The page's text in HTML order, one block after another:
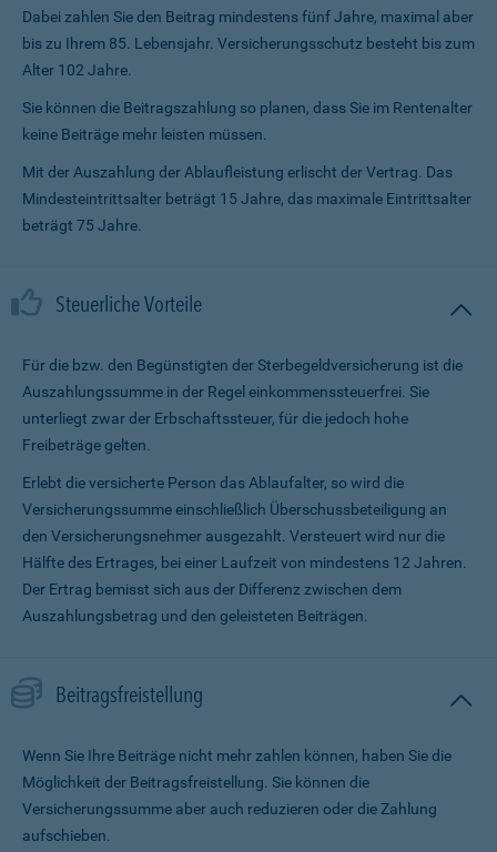
Dabei zahlen Sie den Beitrag mindestens fünf Jahre, maximal aber
bis zu Ihrem 85. Lebensjahr. Versicherungsschutz besteht bis zum
Alter 102 Jahre.
Sie können die Beitragszahlung so planen, dass Sie im Renten­alter
keine Beiträge mehr leisten müssen.
Mit der Auszahlung der Ablaufleistung erlischt der Vertrag. Das
Mindesteintrittsalter beträgt 15 Jahre, das maximale Eintrittsalter
beträgt 75 Jahre.
Steuerliche Vorteile
Für die bzw. den Begünstigten der Sterbegeldversicherung ist die
Auszahlungssumme in der Regel einkommenssteuerfrei. Sie
unterliegt zwar der Erbschaftssteuer, für die jedoch hohe
Freibeträge gelten.
Erlebt die versicherte Person das Ablaufalter, so wird die
Versicherungssumme ein­schließlich Überschussbeteiligung an
den Versicherungsnehmer ausgezahlt. Versteuert wird nur die
Hälfte des Ertrages, bei einer Laufzeit von mindestens 12 Jahren.
Der Ertrag bemisst sich aus der Differenz zwischen dem
Auszahlungsbetrag und den geleisteten Beiträgen.
Beitragsfreistellung
Wenn Sie Ihre Beiträge nicht mehr zahlen können, haben Sie die
Möglichkeit der Beitragsfreistellung. Sie können die
Versicherungssumme aber auch reduzieren oder die Zahlung
aufschieben.